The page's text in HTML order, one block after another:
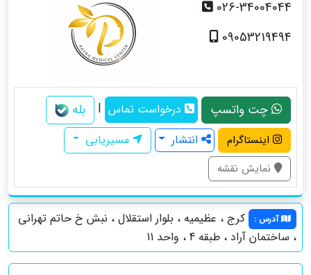
026-34004044
09053219494
چت واتسپ درخواست تماس | بله
اینستاگرام انتشار مسیریابی
نمایش نقشه
آدرس :
کرج ، عظیمیه ، بلوار استقلال ، نبش خ حاتم تهرانی
، ساختمان آراد ، طبقه 4 ، واحد 11